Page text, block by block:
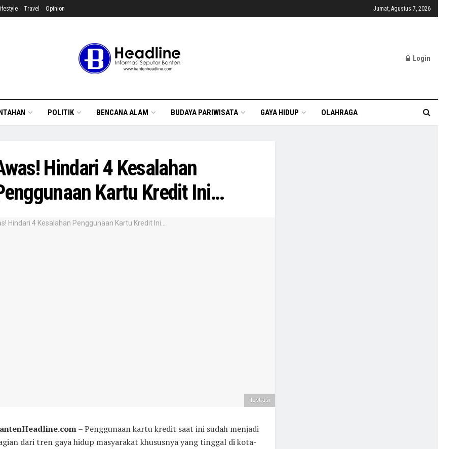
Travel Opinion Jumat, Agustus 7, 2026
Login
POLITIK BENCANA ALAM BUDAYA PARIWISATA GAYA HIDUP OLAHRAGA
Hindari 4 Kesalahan
Kartu Kredit Ini…
ilustrasi
– Penggunaan kartu kredit saat ini sudah menjadi
dari tren gaya hidup masyarakat khususnya yang tinggal di kota-